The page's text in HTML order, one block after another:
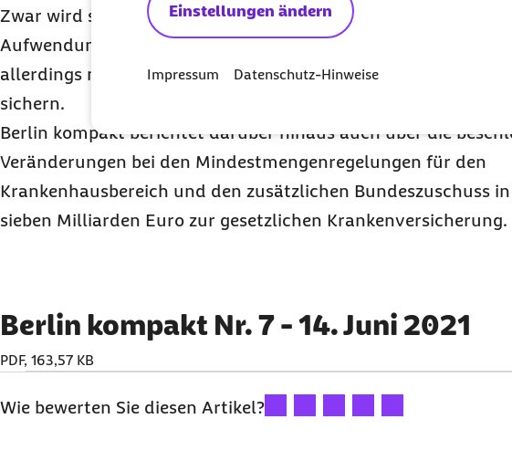
Einstellungen ändern
Impressum Datenschutz-Hinweise
Zwar wird sich der Bund ab 2022 mit einer Milliarde Euro
Aufwendungen der Sozialen Pflegeversicherung beteiligen.
allerdings nicht aus, um die Finanzierung der
sichern.
Berlin kompakt berichtet darüber hinaus auch über die
Veränderungen bei den Mindestmengenregelungen für den
Krankenhausbereich und den zusätzlichen Bundeszuschuss
sieben Milliarden Euro zur gesetzlichen Krankenversicherung.
Berlin kompakt Nr. 7 - 14. Juni 2021
PDF, 163,57 KB
Wie bewerten Sie diesen Artikel?Ihre Bewertung: 1 Stern
Ihre Bewertung: 2 Sterne
Ihre Bewertung: 3 Sterne
Ihre Bewertung: 4 Sterne
Ihre Bewertung: 5